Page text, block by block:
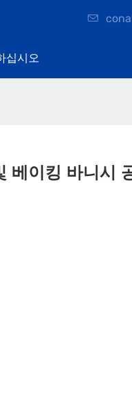
십시오
베이킹 바니시